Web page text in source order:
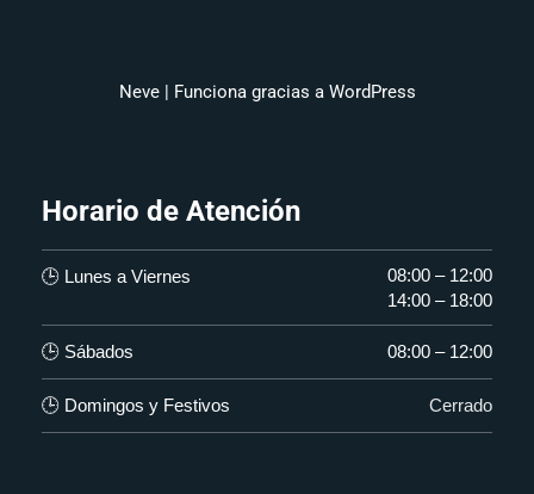
Neve| Funciona gracias a WordPress
Horario de Atención
🕒 Lunes a Viernes
08:00 – 12:00
14:00 – 18:00
🕒 Sábados 08:00 – 12:00
🕒 Domingos y Festivos Cerrado